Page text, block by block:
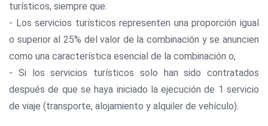
turísticos, siempre que:
- Los servicios turísticos representen una proporción igual
o superior al 25% del valor de la combinación y se anuncien
como una característica esencial de la combinación o;
- Si los servicios turísticos solo han sido contratados
después de que se haya iniciado la ejecución de 1 servicio
de viaje (transporte, alojamiento y alquiler de vehículo).